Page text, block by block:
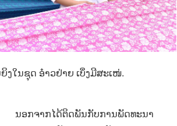
ງໃນຊຸດ ອ໋າວຢ່າຍ ເບິ່ງມີສະເໜ່.
ນອກຈາກໄດ້ຕິດພັນກັບການພັດທະນາ